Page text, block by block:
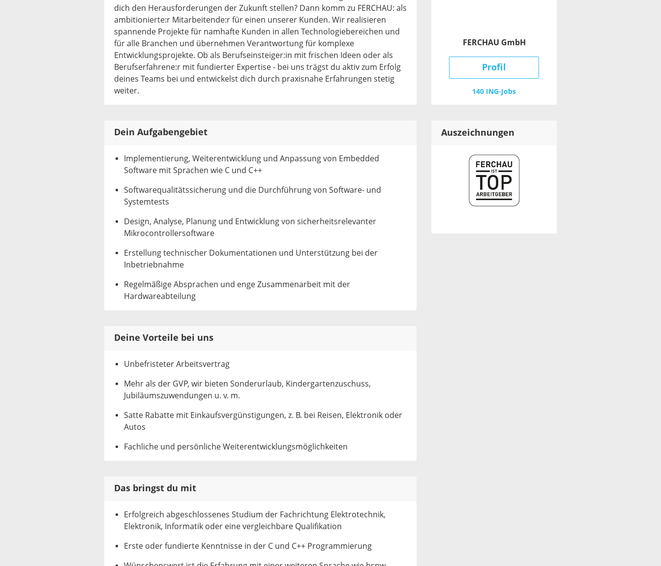
dich den Herausforderungen der Zukunft stellen? Dann komm zu FERCHAU: als
ambitionierte:r Mitarbeitende:r für einen unserer Kunden. Wir realisieren
spannende Projekte für namhafte Kunden in allen Technologiebereichen und
für alle Branchen und übernehmen Verantwortung für komplexe
Entwicklungsprojekte. Ob als Berufseinsteiger:in mit frischen Ideen oder als
Berufserfahrene:r mit fundierter Expertise - bei uns trägst du aktiv zum Erfolg
deines Teams bei und entwickelst dich durch praxisnahe Erfahrungen stetig
weiter.
Dein Aufgabengebiet
Implementierung, Weiterentwicklung und Anpassung von Embedded
Software mit Sprachen wie C und C++
Softwarequalitätssicherung und die Durchführung von Software- und
Systemtests
Design, Analyse, Planung und Entwicklung von sicherheitsrelevanter
Mikrocontrollersoftware
Erstellung technischer Dokumentationen und Unterstützung bei der
Inbetriebnahme
Regelmäßige Absprachen und enge Zusammenarbeit mit der
Hardwareabteilung
Deine Vorteile bei uns
Unbefristeter Arbeitsvertrag
Mehr als der GVP, wir bieten Sonderurlaub, Kindergartenzuschuss,
Jubiläumszuwendungen u. v. m.
Satte Rabatte mit Einkaufsvergünstigungen, z. B. bei Reisen, Elektronik oder
Autos
Fachliche und persönliche Weiterentwicklungsmöglichkeiten
Das bringst du mit
Erfolgreich abgeschlossenes Studium der Fachrichtung Elektrotechnik,
Elektronik, Informatik oder eine vergleichbare Qualifikation
Erste oder fundierte Kenntnisse in der C und C++ Programmierung
FERCHAU GmbH
Profil
140 ING-Jobs
Auszeichnungen